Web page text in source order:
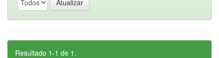
Resultado 1-1 de 1.